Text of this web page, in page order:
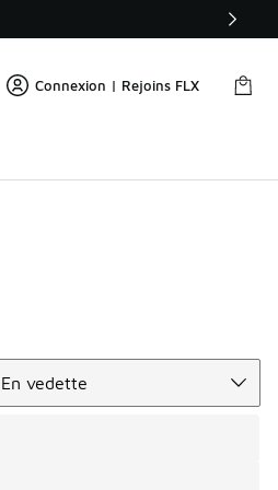
Connexion | Rejoins FLX
En vedette